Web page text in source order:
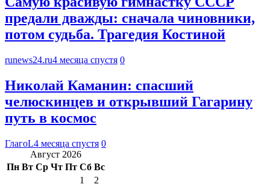
предали дважды: сначала чиновники,
потом судьба. Трагедия Костиной
runews24.ru4 месяца спустя 0
Николай Каманин: спасший
челюскинцев и открывший Гагарину
путь в космос
ГлагоL4 месяца спустя 0
Август 2026
Пн Вт Ср Чт Пт Сб Вс
1
2